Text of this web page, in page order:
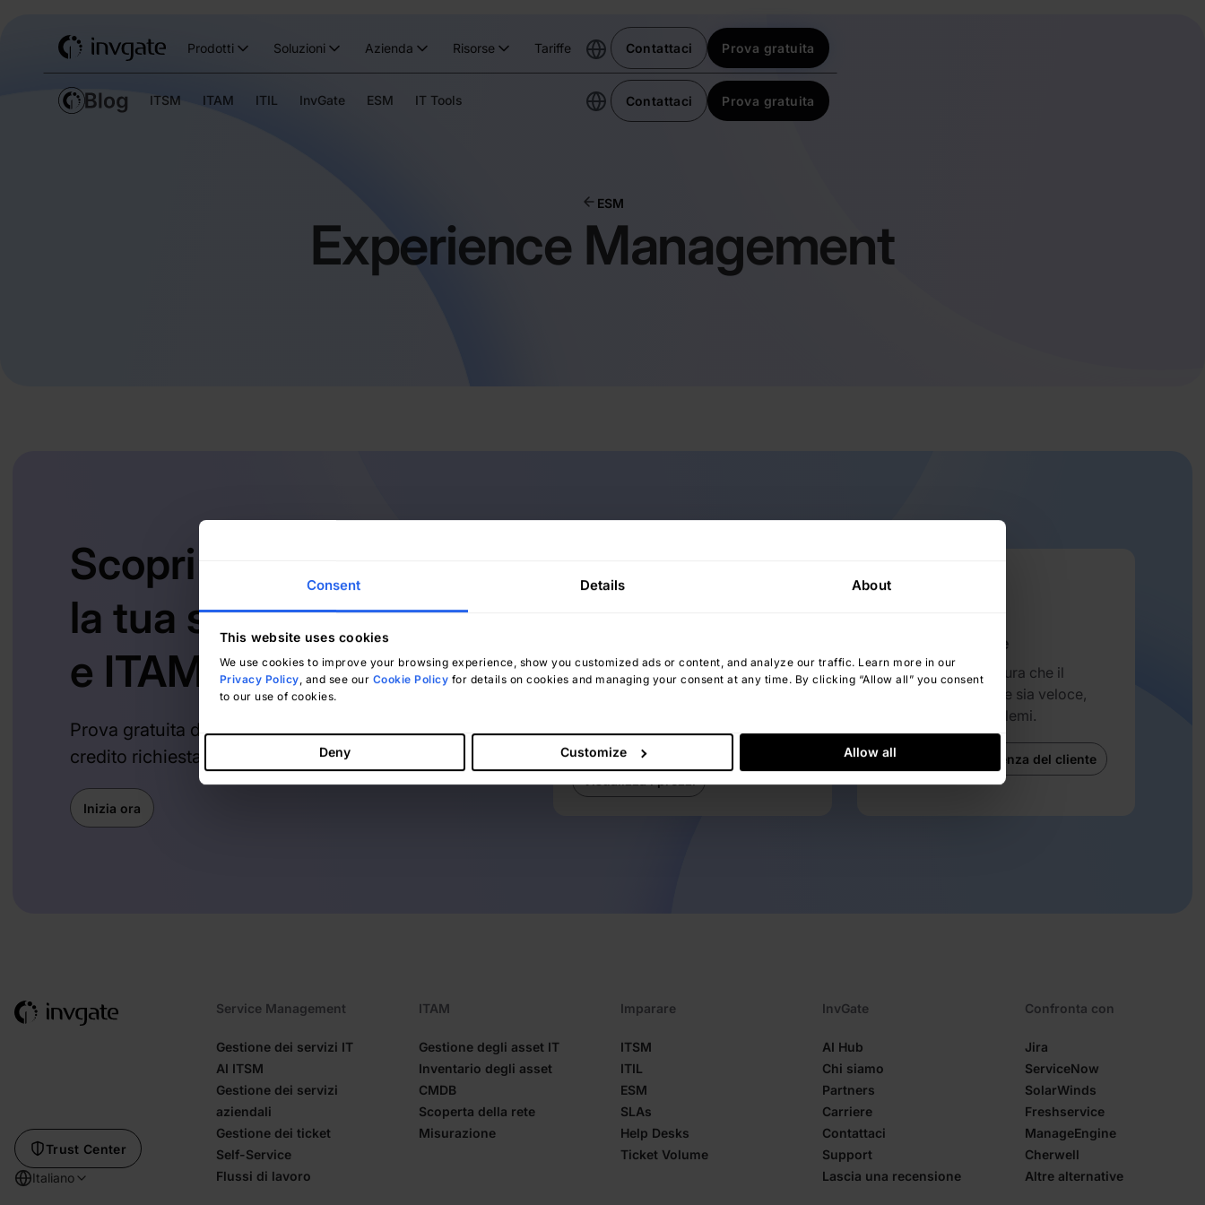
Consent Details About
This website uses cookies
We use cookies to improve your browsing experience, show you customized ads or content, and analyze our traffic. Learn more in our
Privacy Policy, and see our Cookie Policy for details on cookies and managing your consent at any time. By clicking “Allow all” you consent
to our use of cookies.
Deny Customize Allow all
Prodotti Soluzioni Azienda Risorse Tariffe Contattaci Prova gratuita
ITSM ITAM ITIL InvGate ESM IT Tools Contattaci Prova gratuita
ESM
Experience Management
Scopri InvGate come
la tua soluzione ITSM
e ITAM
Prova gratuita di 30 giorni - Nessuna carta di
credito richiesta
Inizia ora
Nessuna sorpresa, nessuna spesa
esigenze.
Migrazione facile
Il nostro team assicura che il
passaggio a InvGate sia veloce,
fluido e senza problemi.
Visualizza l'esperienza del cliente
Trust Center
Italiano
Service Management
Gestione dei servizi IT
AI ITSM
Gestione dei servizi
aziendali
Gestione dei ticket
Self-Service
Flussi di lavoro
ITAM
Gestione degli asset IT
Inventario degli asset
CMDB
Scoperta della rete
Misurazione
Imparare
ITSM
ITIL
ESM
SLAs
Help Desks
Ticket Volume
InvGate
AI Hub
Chi siamo
Partners
Carriere
Contattaci
Support
Lascia una recensione
Confronta con
Jira
ServiceNow
SolarWinds
Freshservice
ManageEngine
Cherwell
Altre alternative